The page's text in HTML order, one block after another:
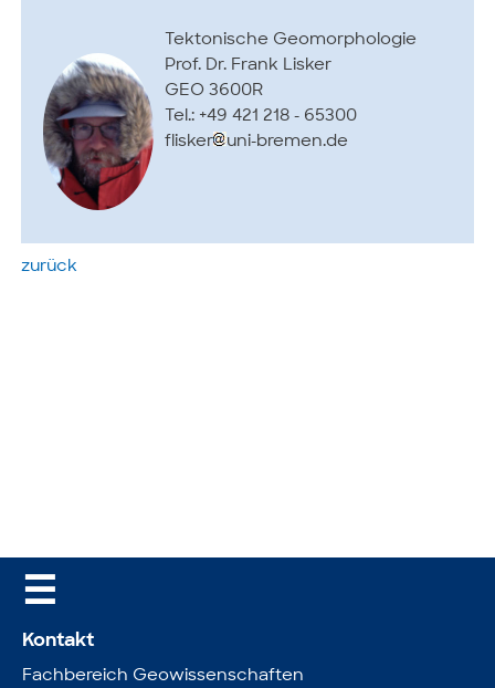
Tektonische Geomorphologie
Prof. Dr. Frank Lisker
GEO 3600R
Tel.: +49 421 218 - 65300
flisker
uni-bremen.de
zurück
☰
Kontakt
Fachbereich Geowissenschaften